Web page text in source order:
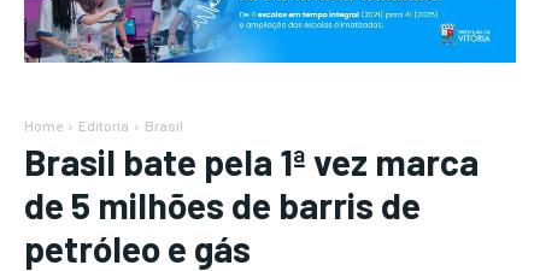
Home Editoria Brasil
Brasil bate pela 1ª vez marca
de 5 milhões de barris de
petróleo e gás